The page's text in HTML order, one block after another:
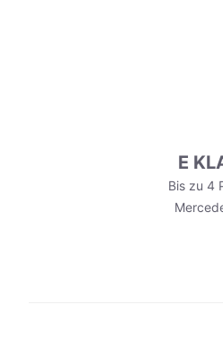
E
Bis zu 4